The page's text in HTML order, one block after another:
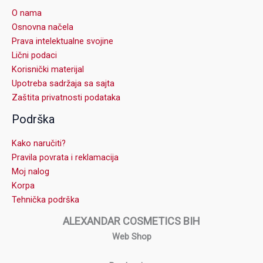
O nama
Osnovna načela
Prava intelektualne svojine
Lični podaci
Korisnički materijal
Upotreba sadržaja sa sajta
Zaštita privatnosti podataka
Podrška
Kako naručiti?
Pravila povrata i reklamacija
Moj nalog
Korpa
Tehnička podrška
ALEXANDAR COSMETICS BIH
Web Shop